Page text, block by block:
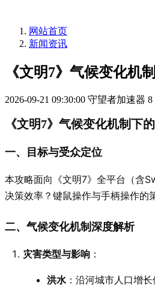
网站首页
新闻资讯
《文明7》气候变化机
2026-09-21 09:30:00 守望者加速器 8
《文明7》气候变化机制下
一、目标与受众定位
本攻略面向《文明7》全平台（含
决策效率？键鼠操作与手柄操作的
二、气候变化机制深度解析
灾害类型与影响 ：
洪水：沿河城市人口增